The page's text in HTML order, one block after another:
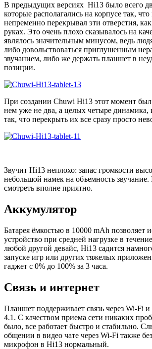
В предыдущих версиях Hi13 было всего
которые располагались на корпусе так, что
непременно перекрывал эти отверстия,
руках. Это очень плохо сказывалось на
являлось значительным минусом, ведь
либо довольствоваться приглушенным
звучанием, либо же держать планшет в
позиции.
При создании Chuwi Hi13 этот момент
нем уже не два, а целых четыре
так, что перекрыть их все сразу просто
Звучит Hi13 неплохо: запас громкости
небольшой намек на объемность
смотреть вполне приятно.
Аккумулятор
Батарея ёмкостью в 10000 mAh позволяет
устройство при средней нагрузке в
любой другой девайс, Hi13 садится
запуске игр или других тяжелых
гаджет с 0% до 100% за 3 часа.
Связь и интернет
Планшет поддерживает связь через Wi-Fi
4.1. С качеством приема сети никаких
было, все работает быстро и стабильно.
общении в видео чате через Wi-Fi также
микрофон в Hi13 нормальный.